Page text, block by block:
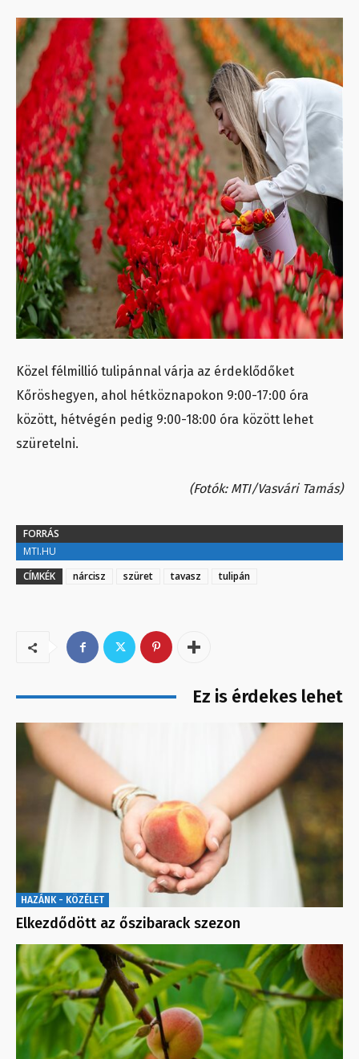
Közel félmillió tulipánnal várja az érdeklődőket
Kőröshegyen, ahol hétköznapokon 9:00-17:00 óra
között, hétvégén pedig 9:00-18:00 óra között lehet
szüretelni.
(Fotók: MTI/Vasvári Tamás)
FORRÁS
MTI.HU
CÍMKÉK
nárcisz szüret tavasz tulipán
Ez is érdekes lehet
HAZÁNK - KÖZÉLET
Elkezdődött az őszibarack szezon